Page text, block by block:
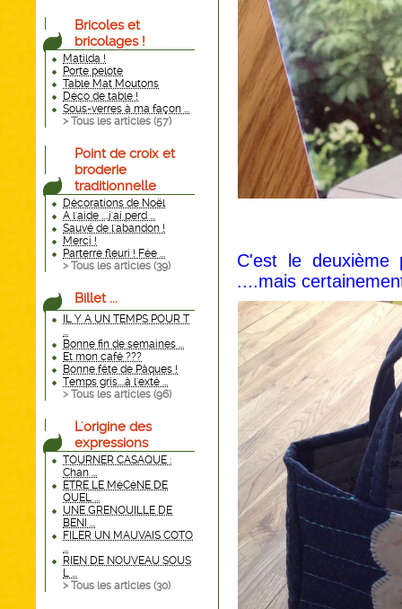
Bricoles et
bricolages !
Matilda !
Porte pelote
Table Mat Moutons
Déco de table !
Sous-verres à ma façon ...
> Tous les articles (57)
Point de croix et
broderie
traditionnelle
Décorations de Noël
A l'aide ....j'ai perd ...
Sauvé de l'abandon !
Merci !
Parterre fleuri ! Fée ...
> Tous les articles (39)
Billet ...
IL Y A UN TEMPS POUR T
...
Bonne fin de semaines ...
Et mon café ???
Bonne fête de Pâques !
Temps gris....à l'exté ...
> Tous les articles (96)
L'origine des
expressions
TOURNER CASAQUE :
Chan ...
ETRE LE MéCèNE DE
QUEL ...
UNE GRENOUILLE DE
BENI ...
FILER UN MAUVAIS COTO
...
RIEN DE NOUVEAU SOUS
L ...
> Tous les articles (30)
C'est le deuxième
....mais